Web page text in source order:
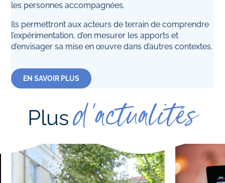
les personnes accompagnées.
Ils permettront aux acteurs de terrain de comprendre
l’expérimentation, d’en mesurer les apports et
d’envisager sa mise en œuvre dans d’autres contextes.
EN SAVOIR PLUS
Plusd'actualités